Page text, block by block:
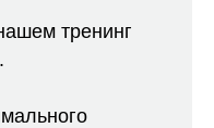
тренинг